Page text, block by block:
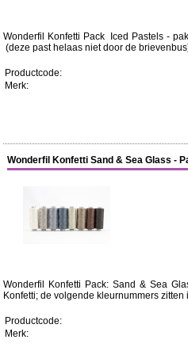
Wonderfil Konfetti Pack Iced Pastels -
(deze past helaas niet door de
Productcode:
Merk:
Wonderfil Konfetti Sand & Sea Glass -
Wonderfil Konfetti Pack: Sand & Sea
Konfetti; de volgende kleurnummers
Productcode:
Merk: